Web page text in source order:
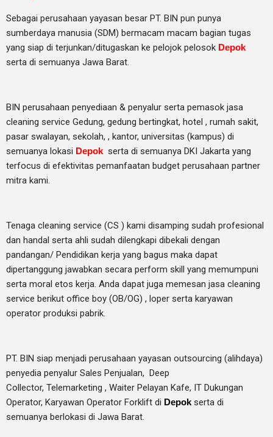
Sebagai perusahaan yayasan besar PT. BIN pun punya
sumberdaya manusia (SDM) bermacam macam bagian tugas
yang siap di terjunkan/ditugaskan ke pelojok pelosok Depok
serta di semuanya Jawa Barat.
BIN perusahaan penyediaan & penyalur serta pemasok jasa
cleaning service Gedung, gedung bertingkat, hotel , rumah sakit,
pasar swalayan, sekolah, , kantor, universitas (kampus) di
semuanya lokasi Depokserta di semuanya DKI Jakarta yang
terfocus di efektivitas pemanfaatan budget perusahaan partner
mitra kami.
Tenaga cleaning service (CS ) kami disamping sudah profesional
dan handal serta ahli sudah dilengkapi dibekali dengan
pandangan/ Pendidikan kerja yang bagus maka dapat
dipertanggung jawabkan secara perform skill yang memumpuni
serta moral etos kerja. Anda dapat juga memesan jasa cleaning
service berikut office boy (OB/OG) , loper serta karyawan
operator produksi pabrik.
PT. BIN siap menjadi perusahaan yayasan outsourcing (alihdaya)
penyedia penyalur Sales Penjualan, Deep
Collector, Telemarketing , Waiter Pelayan Kafe, IT Dukungan
Operator, Karyawan Operator Forklift di Depokserta di
semuanya berlokasi di Jawa Barat.